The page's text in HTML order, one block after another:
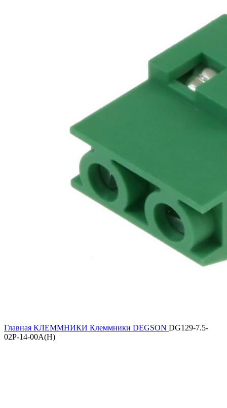
Главная КЛЕММНИКИ Клеммники DEGSON DG129-7.5-
02P-14-00A(H)